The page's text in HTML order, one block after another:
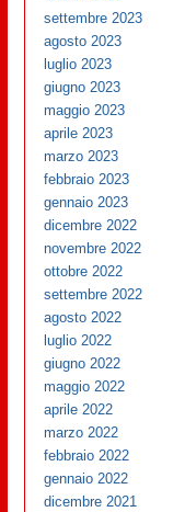
settembre 2023
agosto 2023
luglio 2023
giugno 2023
maggio 2023
aprile 2023
marzo 2023
febbraio 2023
gennaio 2023
dicembre 2022
novembre 2022
ottobre 2022
settembre 2022
agosto 2022
luglio 2022
giugno 2022
maggio 2022
aprile 2022
marzo 2022
febbraio 2022
gennaio 2022
dicembre 2021